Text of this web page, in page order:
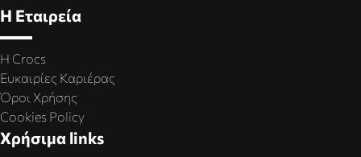
Η Εταιρεία
Η Crocs
Ευκαιρίες Καριέρας
Όροι Χρήσης
Cookies Policy
Χρήσιμα links